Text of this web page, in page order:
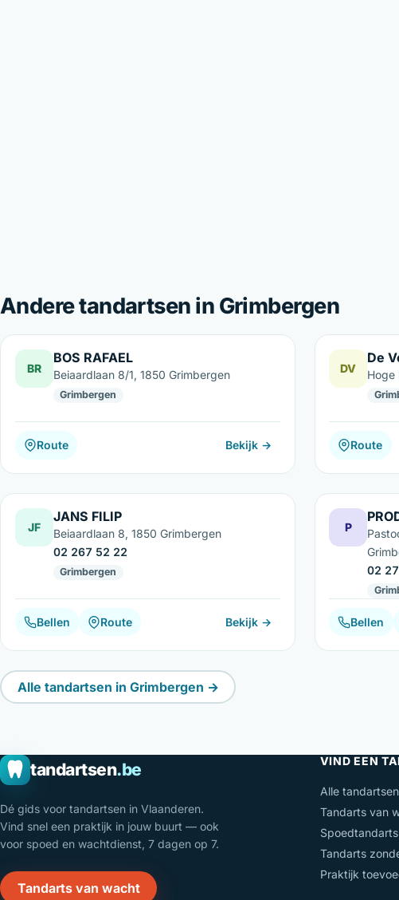
Andere tandartsen in Grimbergen
BR
BOS RAFAEL
Beiaardlaan 8/1, 1850 Grimbergen
Grimbergen
Route Bekijk →
DV
De
Hoge
Route
JF
JANS FILIP
Beiaardlaan 8, 1850 Grimbergen
02 267 52 22
Grimbergen
Bellen Route Bekijk →
P
02
Bellen
Alle tandartsen in Grimbergen →
tandartsen.be
Dé gids voor tandartsen in Vlaanderen.
Vind snel een praktijk in jouw buurt — ook
voor spoed en wachtdienst, 7 dagen op 7.
Tandarts van wacht
VIND EEN
Alle tandartsen
Tandarts van
Spoedtandarts
Tandarts
Praktijk